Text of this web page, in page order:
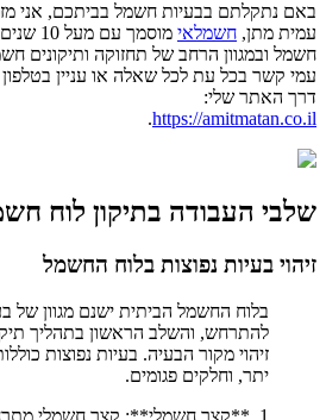
באם נתקלתם בבעיות חשמל בביתכם, אני
עמית מתן, חשמלאי
מוסמך
חשמל ובמגוון הרחב של תחזוקה ותיקונים
דרך האתר שלי:
https://amitmatan.co.il
.
שלבי העבודה בתיקון לוח
זיהוי בעיות נפוצות בלוח החשמל
בלוח החשמל הביתית ישנם מגוון של
להתרחש, והשלב הראשון בתהליך
זיהוי מקור הבעיה. בעיות נפוצות
יתר, וחלקים פגומים.
1. **קצר חשמלי**: קצר חשמלי